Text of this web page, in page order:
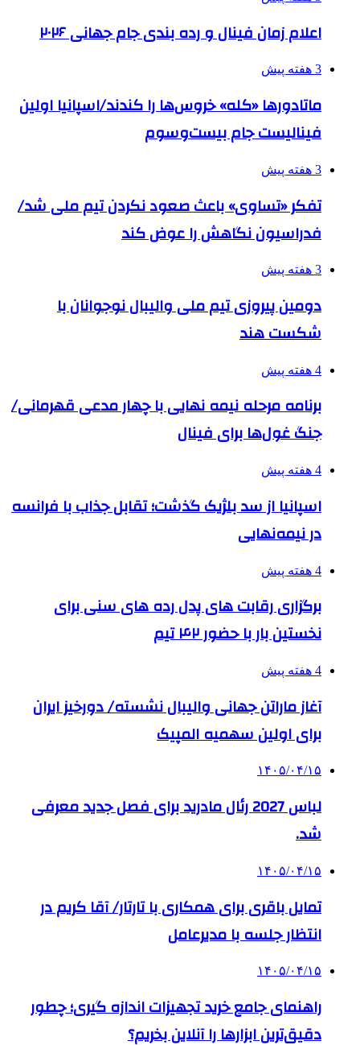
اعلام زمان فینال و رده بندی جام جهانی ۲۰۲۶
3 هفته پیش
ماتادورها «کله» خروس‌ها را کندند/اسپانیا اولین
فینالیست جام بیست‌وسوم
3 هفته پیش
تفکر «تساوی» باعث صعود نکردن تیم ملی شد/
فدراسیون نگاهش را عوض کند
3 هفته پیش
دومین پیروزی تیم ملی والیبال نوجوانان با
شکست هند
4 هفته پیش
برنامه مرحله نیمه نهایی با چهار مدعی قهرمانی/
جنگ غول‌ها برای فینال
4 هفته پیش
اسپانیا از سد بلژیک گذشت؛ تقابل جذاب با فرانسه
در نیمه‌نهایی
4 هفته پیش
برگزاری رقابت های پدل رده های سنی برای
نخستین بار با حضور ۴۲ تیم
4 هفته پیش
آغاز ماراتن جهانی والیبال نشسته/ دورخیز ایران
برای اولین سهمیه المپیک
۱۴۰۵/۰۴/۱۵
لباس 2027 رئال مادرید برای فصل جدید معرفی
شد.
۱۴۰۵/۰۴/۱۵
تمایل باقری برای همکاری با تارتار/ آقا کریم در
انتظار جلسه با مدیرعامل
۱۴۰۵/۰۴/۱۵
راهنمای جامع خرید تجهیزات اندازه گیری؛ چطور
دقیق‌ترین ابزارها را آنلاین بخریم؟